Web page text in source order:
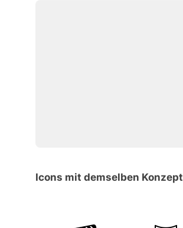
Icons mit demselben Konzept